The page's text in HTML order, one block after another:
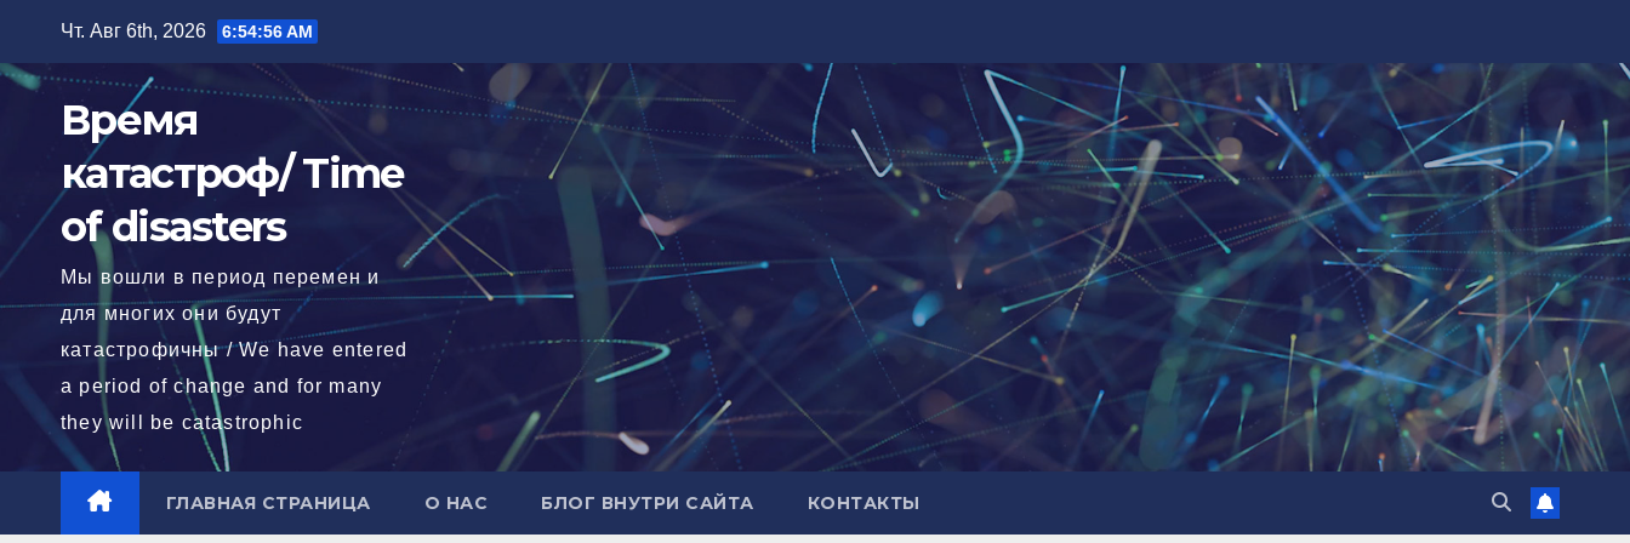
содержимому
Чт. Авг 6th, 2026 6:54:57 AM
Время
катастроф/ Time
of disasters
Мы вошли в период перемен и
для многих они будут
катастрофичны / We have entered
a period of change and for many
they will be catastrophic
ГЛАВНАЯ СТРАНИЦА О НАС БЛОГ ВНУТРИ САЙТА КОНТАКТЫ